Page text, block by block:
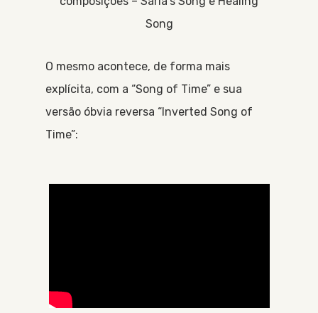
Song
O mesmo acontece, de forma mais
explícita, com a “Song of Time” e sua
versão óbvia reversa “Inverted Song of
Time”: